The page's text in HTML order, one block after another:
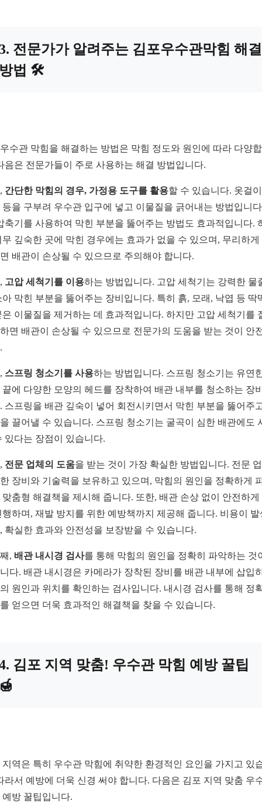
전문가가 알려주는 김포우수관막힘 해결
법 🛠️
수관 막힘을 해결하는 방법은 막힘 정도와 원인에 따라 다양
음은 전문가들이 주로 사용하는 해결 방법입니다.
간단한 막힘의 경우, 가정용 도구를 활용할 수 있습니다. 옷걸
등을 구부려 우수관 입구에 넣고 이물질을 긁어내는 방법입니
축기를 사용하여 막힌 부분을 뚫어주는 방법도 효과적입니다.
무 깊숙한 곳에 막힌 경우에는 효과가 없을 수 있으며, 무리하게
배관이 손상될 수 있으므로 주의해야 합니다.
고압 세척기를 이용하는 방법입니다. 고압 세척기는 강력한 물
아 막힌 부분을 뚫어주는 장비입니다. 특히 흙, 모래, 낙엽 등 딱
은 이물질을 제거하는 데 효과적입니다. 하지만 고압 세척기를
면 배관이 손상될 수 있으므로 전문가의 도움을 받는 것이 안
스프링 청소기를 사용하는 방법입니다. 스프링 청소기는 유연
끝에 다양한 모양의 헤드를 장착하여 배관 내부를 청소하는 장
스프링을 배관 깊숙이 넣어 회전시키면서 막힌 부분을 뚫어주
끌어낼 수 있습니다. 스프링 청소기는 굴곡이 심한 배관에도
있다는 장점이 있습니다.
전문 업체의 도움을 받는 것이 가장 확실한 방법입니다. 전문
장비와 기술력을 보유하고 있으며, 막힘의 원인을 정확하게
맞춤형 해결책을 제시해 줍니다. 또한, 배관 손상 없이 안전하게
행하며, 재발 방지를 위한 예방책까지 제공해 줍니다. 비용이 발
확실한 효과와 안전성을 보장받을 수 있습니다.
, 배관 내시경 검사를 통해 막힘의 원인을 정확히 파악하는 것
다. 배관 내시경은 카메라가 장착된 장비를 배관 내부에 삽입
원인과 위치를 확인하는 검사입니다. 내시경 검사를 통해 정
얻으면 더욱 효과적인 해결책을 찾을 수 있습니다.
김포 지역 맞춤! 우수관 막힘 예방 꿀팁
지역은 특히 우수관 막힘에 취약한 환경적인 요인을 가지고 있
라서 예방에 더욱 신경 써야 합니다. 다음은 김포 지역 맞춤 우
예방 꿀팁입니다.